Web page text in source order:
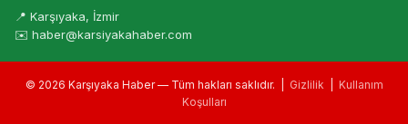
📍 Karşıyaka, İzmir
✉️ haber@karsiyakahaber.com
© 2026 Karşıyaka Haber — Tüm hakları saklıdır. | Gizlilik
Kullanım
Koşulları